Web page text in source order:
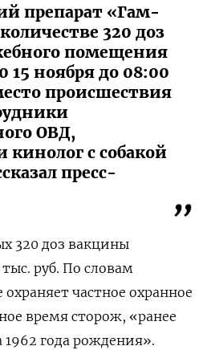
препарат «Гам-
320 доз
помещения
15 ноября до 08:00
происшествия
ОВД,
с собакой
пресс-
320 доз вакцины
руб. По словам
частное охранное
время сторож, «ранее
года рождения».